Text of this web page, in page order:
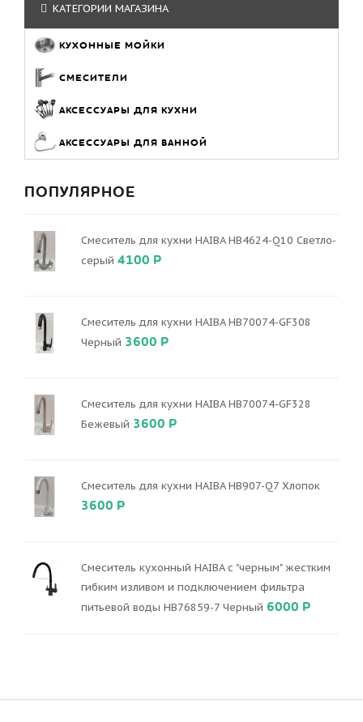
КАТЕГОРИИ МАГАЗИНА
КУХОННЫЕ МОЙКИ
СМЕСИТЕЛИ
АКСЕССУАРЫ ДЛЯ КУХНИ
АКСЕССУАРЫ ДЛЯ ВАННОЙ
ПОПУЛЯРНОЕ
Смеситель для кухни HAIBA HB4624-Q10 Светло-
серый 4100 Р
Смеситель для кухни HAIBA HB70074-GF308
Черный 3600 Р
Смеситель для кухни HAIBA HB70074-GF328
Бежевый 3600 Р
Смеситель для кухни HAIBA HB907-Q7 Хлопок
3600 Р
Смеситель кухонный HAIBA с "черным" жестким
гибким изливом и подключением фильтра
питьевой воды HB76859-7 Черный 6000 Р